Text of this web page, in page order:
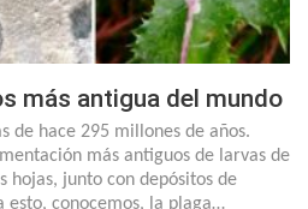
más antigua del mundo
de hace 295 millones de años.
más antiguos de larvas de
hojas, junto con depósitos de
esto, conocemos, la plaga…